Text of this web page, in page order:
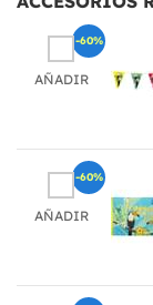
AÑADIR
-60%
AÑADIR
-60%